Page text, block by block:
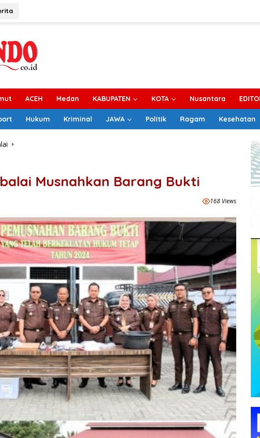
ACEH Medan KABUPATEN KOTA Nusantara
Hukum Kriminal JAWA Politik Ragam Kesehatan
Musnahkan Barang Bukti
168 Views